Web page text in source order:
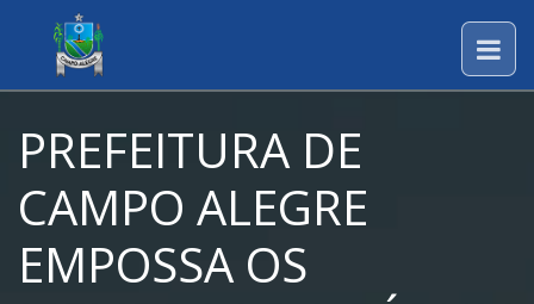
PREFEITURA DE
CAMPO ALEGRE
EMPOSSA OS